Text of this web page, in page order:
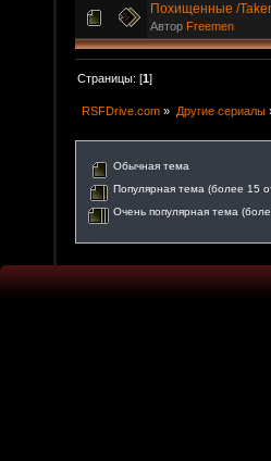
Похищенные /
Автор Freemen
Страницы: [1]
RSFDrive.com » Другие сериалы
Обычная тема
Популярная тема (более 15
Очень популярная тема